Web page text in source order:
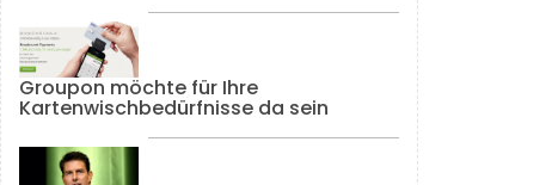
Groupon möchte für Ihre
Kartenwischbedürfnisse da sein